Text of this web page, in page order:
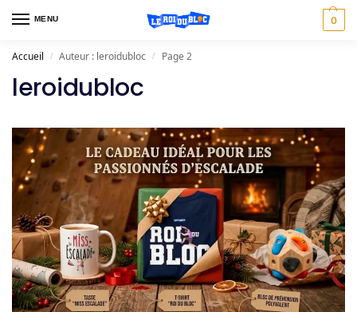
MENU 0
Accueil / Auteur : leroidubloc / Page 2
leroidubloc